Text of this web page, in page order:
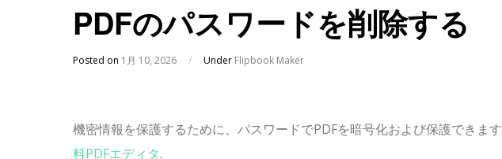
PDFのパスワードを削除する
Posted on 1月 10, 2026 / Under Flipbook Maker
機密情報を保護するために、パスワードでPDFを暗号化および保護できま
料PDFエディタ.